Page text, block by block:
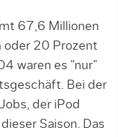
67,6 Millionen
oder 20 Prozent
waren es “nur”
Bei der
der iPod
Saison. Das